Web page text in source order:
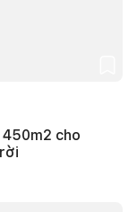
450m2 cho